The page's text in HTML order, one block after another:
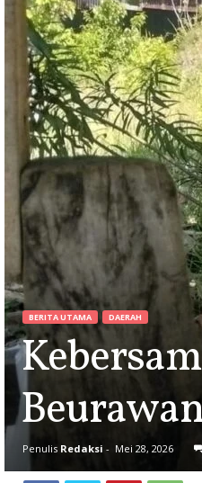
BERITA UTAMA DAERAH
Penulis Redaksi - Mei 28, 2026